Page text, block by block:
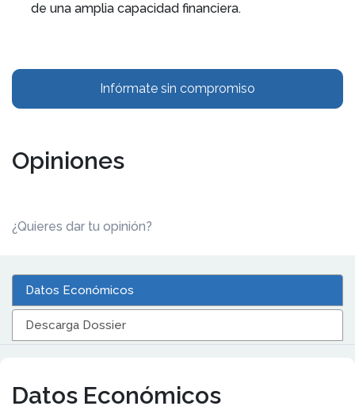
de una amplia capacidad financiera.
Infórmate sin compromiso
Opiniones
¿Quieres dar tu opinión?
Datos Económicos
Descarga Dossier
Datos Económicos